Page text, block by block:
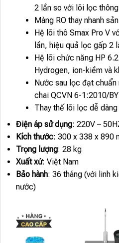
2 lần so với lõi lọc
Màng RO thay nhanh
Hệ lõi thô Smax Pro V
lần, hiệu quả lọc gấp 2
Hệ lõi chức năng HP
Hydrogen, ion-kiềm và
Nước sau lọc đạt
chai QCVN 6-1:2010/
Thay thế lõi lọc dễ
Điện áp sử dụng: 220V –
Kích thước: 300 x 338 x 890
Trọng lượng: 28 kg
Xuất xứ: Việt Nam
Bảo hành: 36 tháng (với linh
nước)